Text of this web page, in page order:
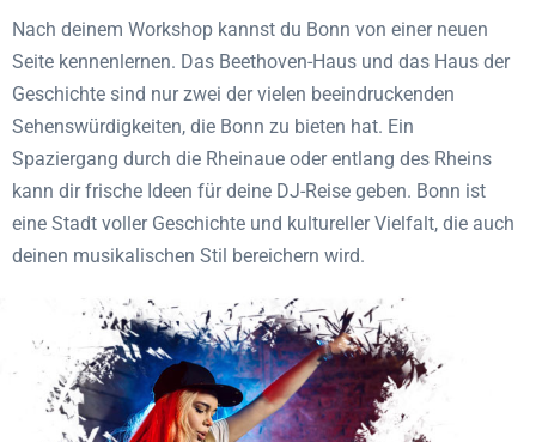
Nach deinem Workshop kannst du Bonn von einer neuen
Seite kennenlernen. Das Beethoven-Haus und das Haus der
Geschichte sind nur zwei der vielen beeindruckenden
Sehenswürdigkeiten, die Bonn zu bieten hat. Ein
Spaziergang durch die Rheinaue oder entlang des Rheins
kann dir frische Ideen für deine DJ-Reise geben. Bonn ist
eine Stadt voller Geschichte und kultureller Vielfalt, die auch
deinen musikalischen Stil bereichern wird.